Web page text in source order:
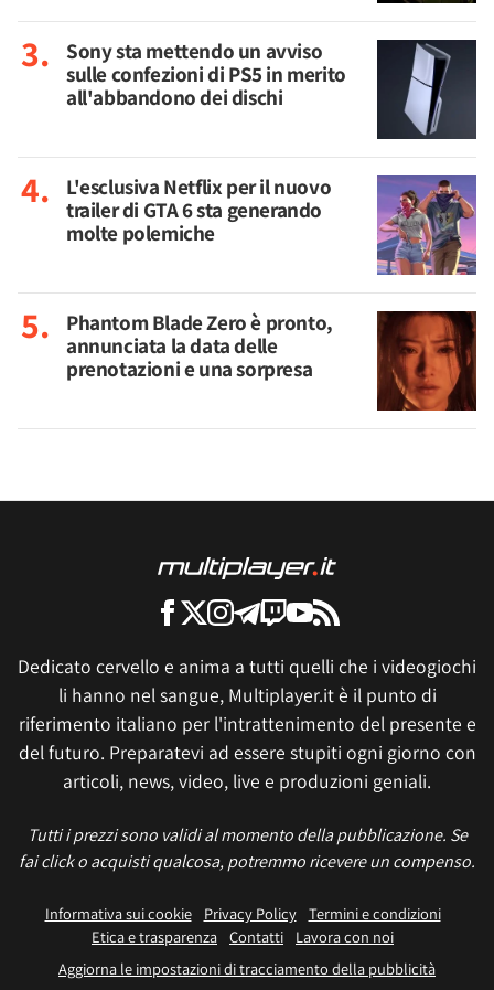
Sony sta mettendo un avviso
sulle confezioni di PS5 in merito
all'abbandono dei dischi
L'esclusiva Netflix per il nuovo
trailer di GTA 6 sta generando
molte polemiche
Phantom Blade Zero è pronto,
annunciata la data delle
prenotazioni e una sorpresa
Dedicato cervello e anima a tutti quelli che i videogiochi
li hanno nel sangue, Multiplayer.it è il punto di
riferimento italiano per l'intrattenimento del presente e
del futuro. Preparatevi ad essere stupiti ogni giorno con
articoli, news, video, live e produzioni geniali.
Tutti i prezzi sono validi al momento della pubblicazione. Se
fai click o acquisti qualcosa, potremmo ricevere un compenso.
Informativa sui cookie Privacy Policy
Termini e condizioni
Etica e trasparenza Contatti
Lavora con noi
Aggiorna le impostazioni di tracciamento della pubblicità